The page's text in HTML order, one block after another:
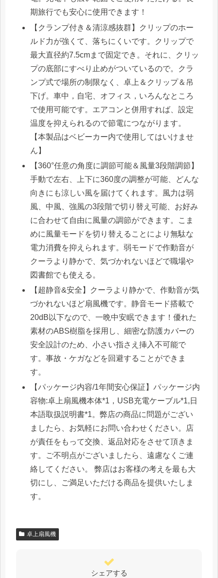
期旅行でも安心に使用できます！
【クランプ付き＆清涼感抜群】クリップのホー
ルド力が強くて、落ちにくいです。クリップで
最大直径約7.5cmまで固定でき。それに、クリッ
プの底部にすべり止めがついているので。クラ
ンプ式で場所の制限なく、卓上＆クリップ＆吊
下げ。車中，自宅、オフィス，いろんなところ
で使用可能です。エアコンと併用すれば、設定
温度を抑えられるので節電につながります。
【本製品はベビーカー内で使用してはいけませ
ん】
【360°任意の角度に調節可能＆風量3段階調節】
手動で左右、上下に360度の調整が可能、どんな
向きにも涼しい風を届けてくれます。風力は弱
風、中風、強風の3段階で切り替え可能、お好み
に合わせて自由に風量の調節ができます。こま
めに風量モードを切り替えることにより無駄な
電力消費を抑えられます。弱モードで作動音が
クーラより静かで、気づかれないほどで職場や
図書館でも使える。
【超静音&安全】クーラより静かで、作動音が気
づかれないほど扇風機です。静音モード搭載で
20dB以下なので、一晩中安眠できます！優れた
素材のABS樹脂を採用し、細密な防護カバーの
安全設計のため、小さい指さえ挿入不可能で
す。事故・ケガなどを回避することができま
す。
【パッケージ内容/1年間安心保証】パッケージ内
容物:卓上扇風機本体*1，USB充電ケーブル*1,日
本語取扱説明書*1。弊店の商品に問題がござい
ましたら、お気軽にお問い合わせください。店
が責任をもって交換、返品対応をさせて頂きま
す。ご不明点がございましたら、遠慮なくご連
絡してください。 弊店はお客様の考えを最も大
切にし、ご満足いただける商品を提供いたしま
す。
卓上扇風機
シェアする